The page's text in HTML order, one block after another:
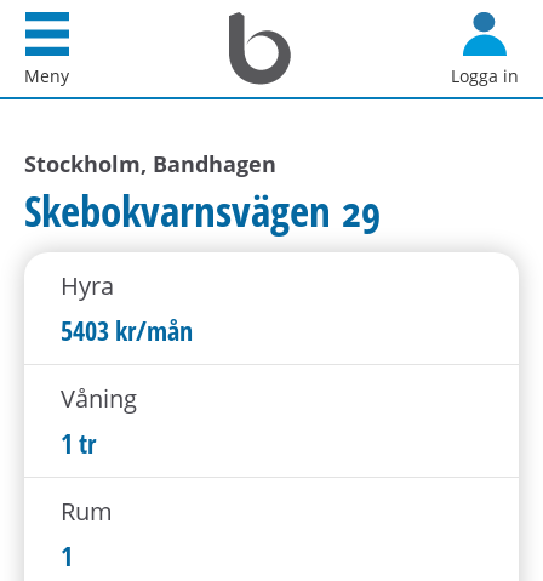
d
e
k
t
n
Meny
Startsida
Bostadsförmedlingen
i
AB
Logga in
Stockholm, Bandhagen
Skebokvarnsvägen 29
Hyra
5403 kr/mån
Våning
1 tr
Rum
1